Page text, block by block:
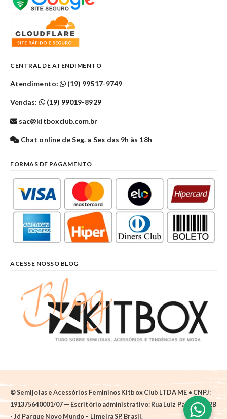
CENTRAL DE ATENDIMENTO
Atendimento: (19) 99517-9749
Vendas: (19) 99019-8929
sac@kitboxclub.com.br
Chat online de Seg. a Sex das 9h às 18h
FORMAS DE PAGAMENTO
ACESSE NOSSO BLOG
© Semijoias e Acessórios Femininos Kitbox Club LTDA ME • CNPJ:
191375640001/07 — Escritório administrativo: Rua Luiz Pantano, 62B
- Jd Parque Novo Mundo – Limeira SP, Brasil.